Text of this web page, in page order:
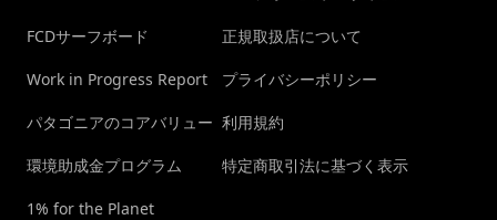
FCDサーフボード
Work in Progress Report
パタゴニアのコアバリュー
環境助成金プログラム
1% for the Planet
正規取扱店について
プライバシーポリシー
利用規約
特定商取引法に基づく表示